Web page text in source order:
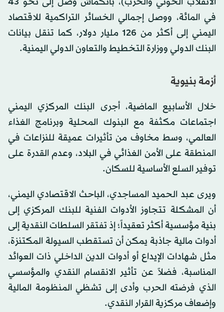
في المائة، ووصل إجمالي الخسائر التراكمية للاقتصاد
اليمني إلى أكثر من 126 مليار دولار، كما تنقل بيانات
البنك الدولي ووزارة التخطيط والتعاون الدولي اليمنية.
أزمة بنيوية
خلال الأسابيع الماضية، أجرى البنك المركزي اليمني
اجتماعات مكثفة مع البنوك المحلية وبرنامج الغذاء
العالمي، وسط مخاوف من تأثيرات عميقة للنزاعات في
المنطقة على الأمن الغذائي في البلاد، وعدم القدرة على
توفير السلع الأساسية للسكان.
ويرى عبد الحميد المساجدي، الباحث الاقتصادي اليمني،
أن المشكلة تتجاوز الأدوات الفنية للبنك المركزي إلى
بنية مؤسسية أكثر تعقيداً؛ إذ تفتقر السلطات النقدية إلى
أدوات مالية جاذبة يمكن أن تستقطب السيولة المكتنزة،
مثل شهادات الإيداع أو أدوات الدين الداخلي ذات العوائد
المناسبة، فضلاً عن تأثير الانقسام النقدي والمؤسسي
الذي فرضته الحرب وأدى إلى تشظي المنظومة المالية
وإضعاف مركزية القرار النقدي.